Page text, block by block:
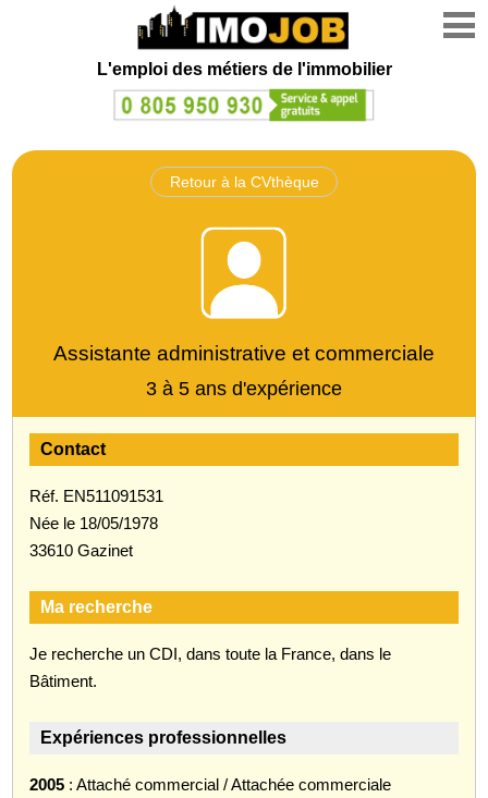
L'emploi des métiers de l'immobilier
Retour à la CVthèque
Assistante administrative et commerciale
3 à 5 ans d'expérience
Contact
Réf. EN511091531
Née le 18/05/1978
33610 Gazinet
Ma recherche
Je recherche un CDI, dans toute la France, dans le
Bâtiment.
Expériences professionnelles
2005 : Attaché commercial / Attachée commerciale